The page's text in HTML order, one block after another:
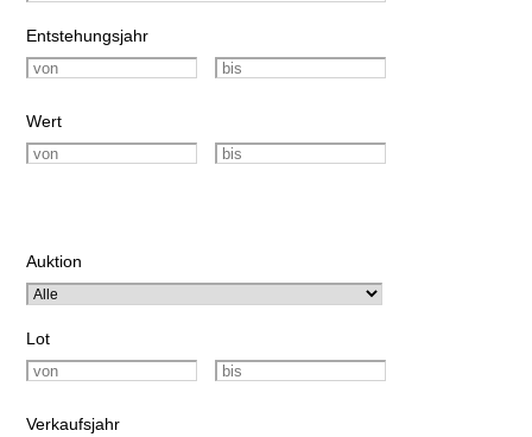
Entstehungsjahr
Wert
Auktion
Lot
Verkaufsjahr